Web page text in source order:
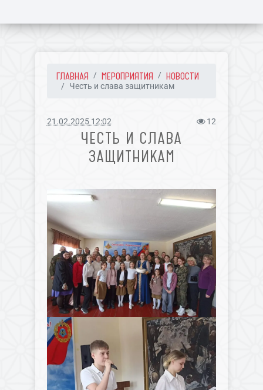
ГЛАВНАЯ МЕРОПРИЯТИЯ НОВОСТИ
Честь и слава защитникам
21.02.2025 12:02 12
ЧЕСТЬ И СЛАВА
ЗАЩИТНИКАМ